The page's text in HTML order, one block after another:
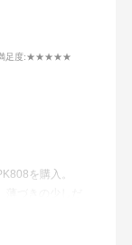
足度:★★★★★
を購入。
む色だと思い